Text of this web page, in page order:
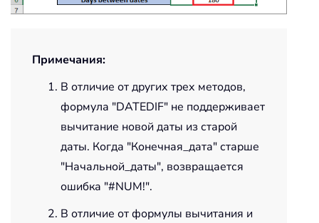
Примечания:
В отличие от других трех методов,
формула "DATEDIF" не поддерживает
вычитание новой даты из старой
даты. Когда "Конечная_дата" старше
"Начальной_даты", возвращается
ошибка "#NUM!".
В отличие от формулы вычитания и